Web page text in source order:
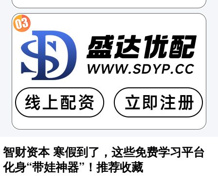
智财资本 寒假到了，这些免费学习平台
化身“带娃神器”！推荐收藏